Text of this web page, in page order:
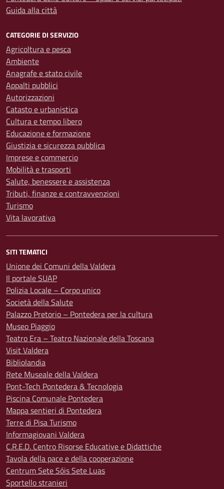
Guida alla città
CATEGORIE DI SERVIZIO
Agricoltura e pesca
Ambiente
Anagrafe e stato civile
Appalti pubblici
Autorizzazioni
Catasto e urbanistica
Cultura e tempo libero
Educazione e formazione
Giustizia e sicurezza pubblica
Imprese e commercio
Mobilità e trasporti
Salute, benessere e assistenza
Tributi, finanze e contravvenzioni
Turismo
Vita lavorativa
SITI TEMATICI
Unione dei Comuni della Valdera
Il portale SUAP
Polizia Locale – Corpo unico
Società della Salute
Palazzo Pretorio – Pontedera per la cultura
Museo Piaggio
Teatro Era – Teatro Nazionale della Toscana
Visit Valdera
Bibliolandia
Rete Museale della Valdera
Pont-Tech Pontedera & Tecnologia
Piscina Comunale Pontedera
Mappa sentieri di Pontedera
Terre di Pisa Turismo
Informagiovani Valdera
C.R.E.D. Centro Risorse Educative e Didattiche
Tavola della pace e della cooperazione
Centrum Sete Sóis Sete Luas
Sportello stranieri